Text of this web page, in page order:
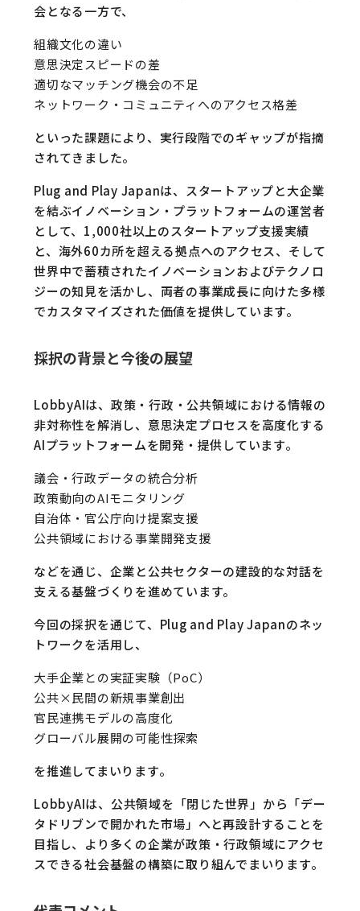
会となる一方で、
組織文化の違い
意思決定スピードの差
適切なマッチング機会の不足
ネットワーク・コミュニティへのアクセス格差
といった課題により、実行段階でのギャップが指摘
されてきました。
Plug and Play Japanは、スタートアップと大企業
を結ぶイノベーション・プラットフォームの運営者
として、1,000社以上のスタートアップ支援実績
と、海外60カ所を超える拠点へのアクセス、そして
世界中で蓄積されたイノベーションおよびテクノロ
ジーの知見を活かし、両者の事業成長に向けた多様
でカスタマイズされた価値を提供しています。
採択の背景と今後の展望
LobbyAIは、政策・行政・公共領域における情報の
非対称性を解消し、意思決定プロセスを高度化する
AIプラットフォームを開発・提供しています。
議会・行政データの統合分析
政策動向のAIモニタリング
自治体・官公庁向け提案支援
公共領域における事業開発支援
などを通じ、企業と公共セクターの建設的な対話を
支える基盤づくりを進めています。
今回の採択を通じて、Plug and Play Japanのネッ
トワークを活用し、
大手企業との実証実験（PoC）
公共×民間の新規事業創出
官民連携モデルの高度化
グローバル展開の可能性探索
を推進してまいります。
LobbyAIは、公共領域を「閉じた世界」から「デー
タドリブンで開かれた市場」へと再設計することを
目指し、より多くの企業が政策・行政領域にアクセ
スできる社会基盤の構築に取り組んでまいります。